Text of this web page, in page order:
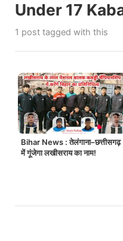
Under 17
1 post tagged with this
Bihar News : तेलंगाना–छत्तीसगढ़
में गूंजेगा लखीसराय का नाम!